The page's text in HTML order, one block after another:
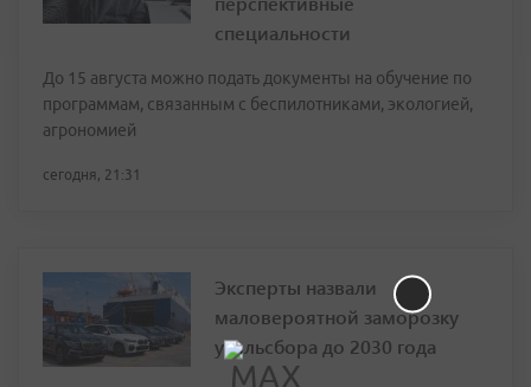
специальности
До 15 августа можно подать документы на обучение по
программам, связанным с беспилотниками, экологией,
агрономией
сегодня, 21:31
Эксперты назвали
маловероятной заморозку
утильсбора до 2030 года